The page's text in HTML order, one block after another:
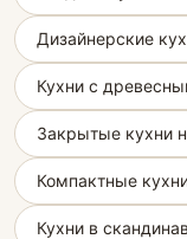
Дизайнерские
Кухни с
Закрытые кухни
Компактные
Кухни в